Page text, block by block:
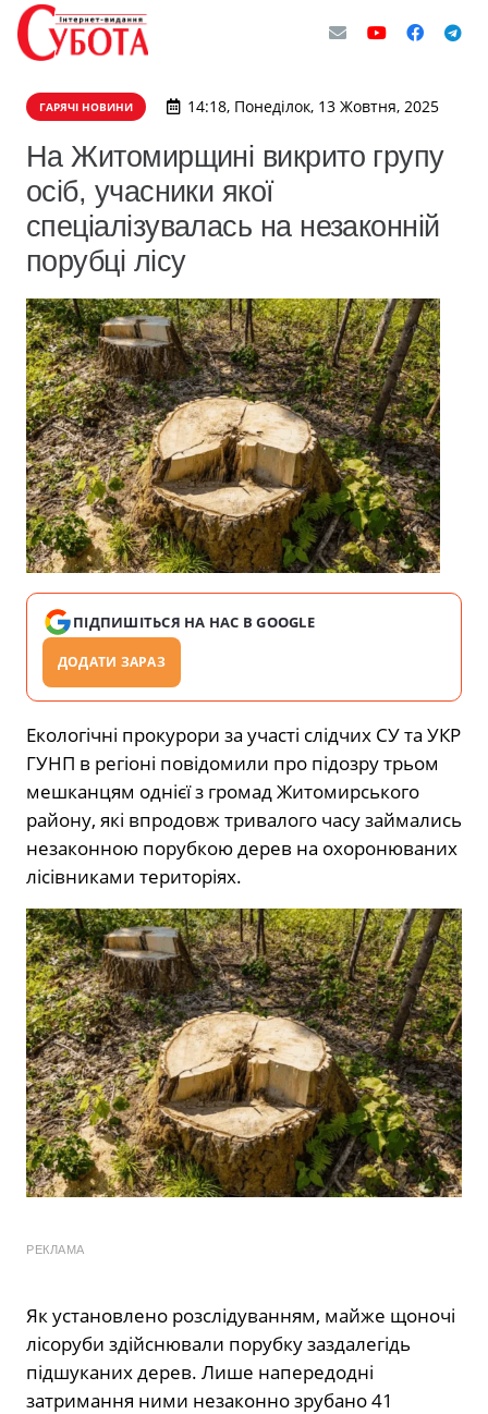
ГАРЯЧІ НОВИНИ 14:18, Понеділок, 13 Жовтня, 2025
На Житомирщині викрито групу
осіб, учасники якої
спеціалізувалась на незаконній
порубці лісу
ПІДПИШІТЬСЯ НА НАС В GOOGLE
ДОДАТИ ЗАРАЗ
Екологічні прокурори за участі слідчих СУ та УКР
ГУНП в регіоні повідомили про підозру трьом
мешканцям однієї з громад Житомирського
району, які впродовж тривалого часу займались
незаконною порубкою дерев на охоронюваних
лісівниками територіях.
РЕКЛАМА
Як установлено розслідуванням, майже щоночі
лісоруби здійснювали порубку заздалегідь
підшуканих дерев. Лише напередодні
затримання ними незаконно зрубано 41